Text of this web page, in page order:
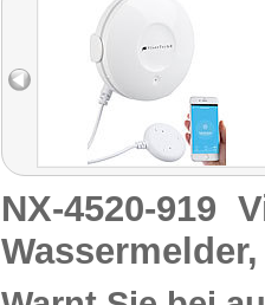
NX-4520-919